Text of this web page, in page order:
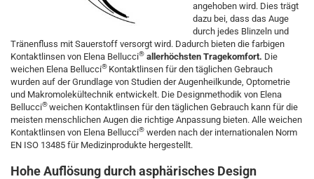
angehoben wird. Dies trägt
dazu bei, dass das Auge
durch jedes Blinzeln und
Tränenfluss mit Sauerstoff versorgt wird. Dadurch bieten die farbigen
Kontaktlinsen von Elena Bellucci® allerhöchsten Tragekomfort. Die
weichen Elena Bellucci® Kontaktlinsen für den täglichen Gebrauch
wurden auf der Grundlage von Studien der Augenheilkunde, Optometrie
und Makromolekültechnik entwickelt. Die Designmethodik von Elena
Bellucci®weichen Kontaktlinsen für den täglichen Gebrauch kann für die
meisten menschlichen Augen die richtige Anpassung bieten. Alle weichen
Kontaktlinsen von Elena Bellucci® werden nach der internationalen Norm
EN ISO 13485 für Medizinprodukte hergestellt.
Hohe Auflösung durch asphärisches Design